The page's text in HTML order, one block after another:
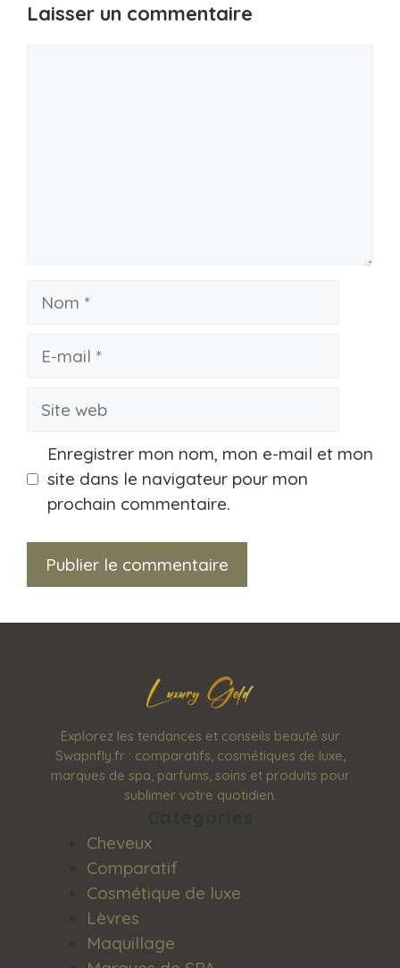
Laisser un commentaire
Nom
Site
Enregistrer mon nom, mon e-mail et mon
site dans le navigateur pour mon
prochain commentaire.
Explorez les tendances et conseils beauté sur
Swapnfly.fr : comparatifs, cosmétiques de luxe,
marques de spa, parfums, soins et produits pour
sublimer votre quotidien.
Cheveux
Comparatif
Cosmétique de luxe
Lèvres
Maquillage